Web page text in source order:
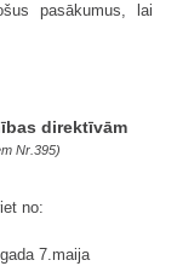
pasākumus, lai
direktīvām
Nr.395)
no:
7.maija